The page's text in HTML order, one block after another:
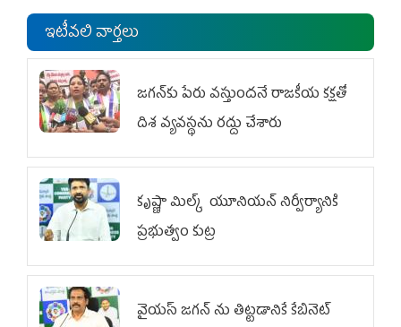
ఇటీవలి వార్తలు
జగన్‌కు పేరు వస్తుందనే రాజకీయ కక్షతో
దిశ వ్య‌వ‌స్థ‌ను రద్దు చేశారు
కృష్ణా మిల్క్‌ యూనియన్‌ నిర్వీర్యానికి
ప్రభుత్వం కుట్ర
వైయ‌స్ జగన్‌ ను తిట్టడానికే కేబినెట్‌